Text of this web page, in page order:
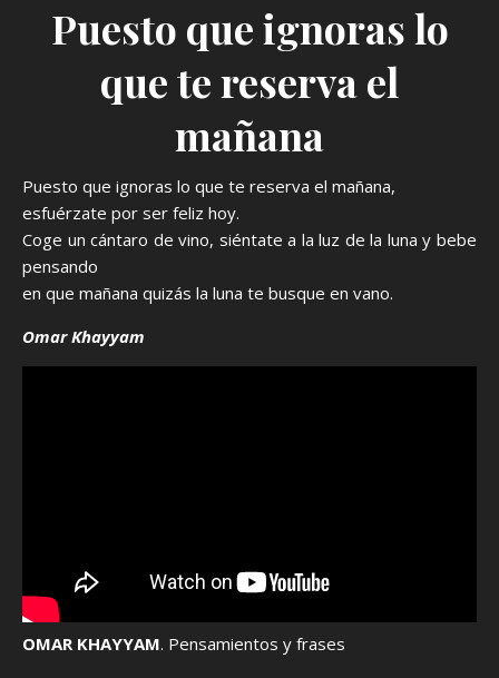
Puesto que ignoras lo
que te reserva el
mañana
Puesto que ignoras lo que te reserva el mañana,
esfuérzate por ser feliz hoy.
Coge un cántaro de vino, siéntate a la luz de la luna y bebe
pensando
en que mañana quizás la luna te busque en vano.
Omar Khayyam
OMAR KHAYYAM. Pensamientos y frases